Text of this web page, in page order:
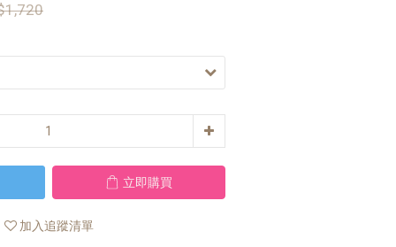
立即購買
加入追蹤清單